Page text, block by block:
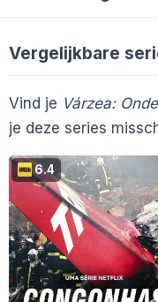
Vergelijkbare
Vind je Várzea:
je deze series
6.4